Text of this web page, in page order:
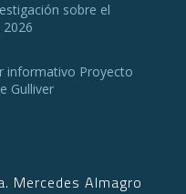
sobre el
informativo Proyecto
Gulliver
Mercedes Almagro